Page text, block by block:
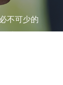
不可少的